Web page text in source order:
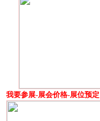
我要参展-展会价格-展位预定